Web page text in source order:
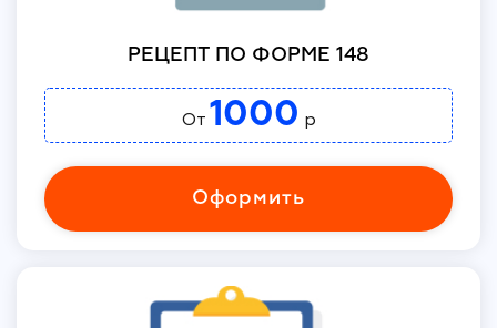
РЕЦЕПТ ПО ФОРМЕ 148
От 1000 р
Оформить